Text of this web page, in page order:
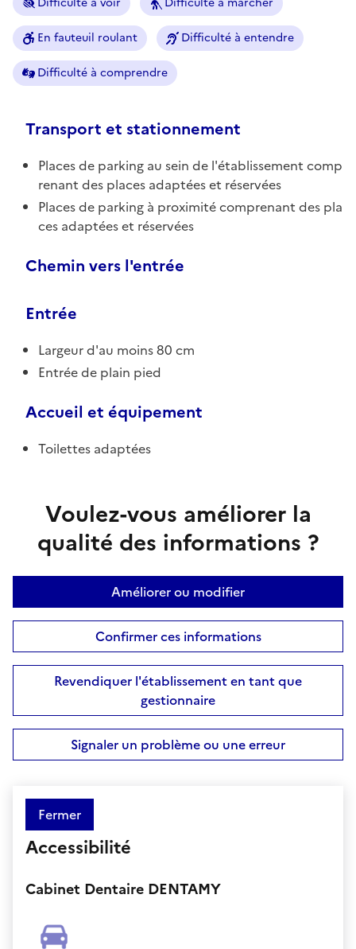
En fauteuil roulant Difficulté à entendre
Difficulté à comprendre
Transport et stationnement
Places de parking au sein de l'établissement comp
renant des places adaptées et réservées
Places de parking à proximité comprenant des pla
ces adaptées et réservées
Chemin vers l'entrée
Entrée
Largeur d'au moins 80 cm
Entrée de plain pied
Accueil et équipement
Toilettes adaptées
Voulez-vous améliorer la
qualité des informations ?
Améliorer ou modifier
Confirmer ces informations
Revendiquer l'établissement en tant que
gestionnaire
Signaler un problème ou une erreur
Fermer
Accessibilité
Cabinet Dentaire DENTAMY